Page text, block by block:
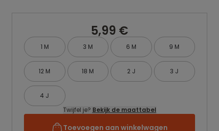
5,99 €
1 M 3 M 6 M 9 M
12 M 18 M 2 J 3 J
4 J
Twijfel je? Bekijk de maattabel
Toevoegen aan winkelwagen